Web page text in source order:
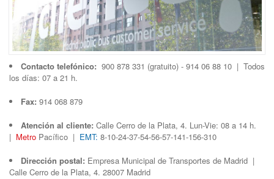
Contacto telefónico: 900 878 331 (gratuito) - 914 06 88 10 | Todos
los días: 07 a 21 h.
Fax: 914 068 879
Atención al cliente: Calle Cerro de la Plata, 4. Lun-Vie: 08 a 14 h.
| Metro Pacífico | EMT: 8-10-24-37-54-56-57-141-156-310
Dirección postal: Empresa Municipal de Transportes de Madrid |
Calle Cerro de la Plata, 4. 28007 Madrid